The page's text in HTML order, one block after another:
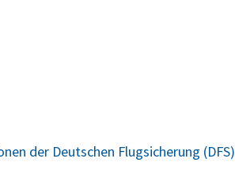
der Deutschen Flugsicherung (DFS)